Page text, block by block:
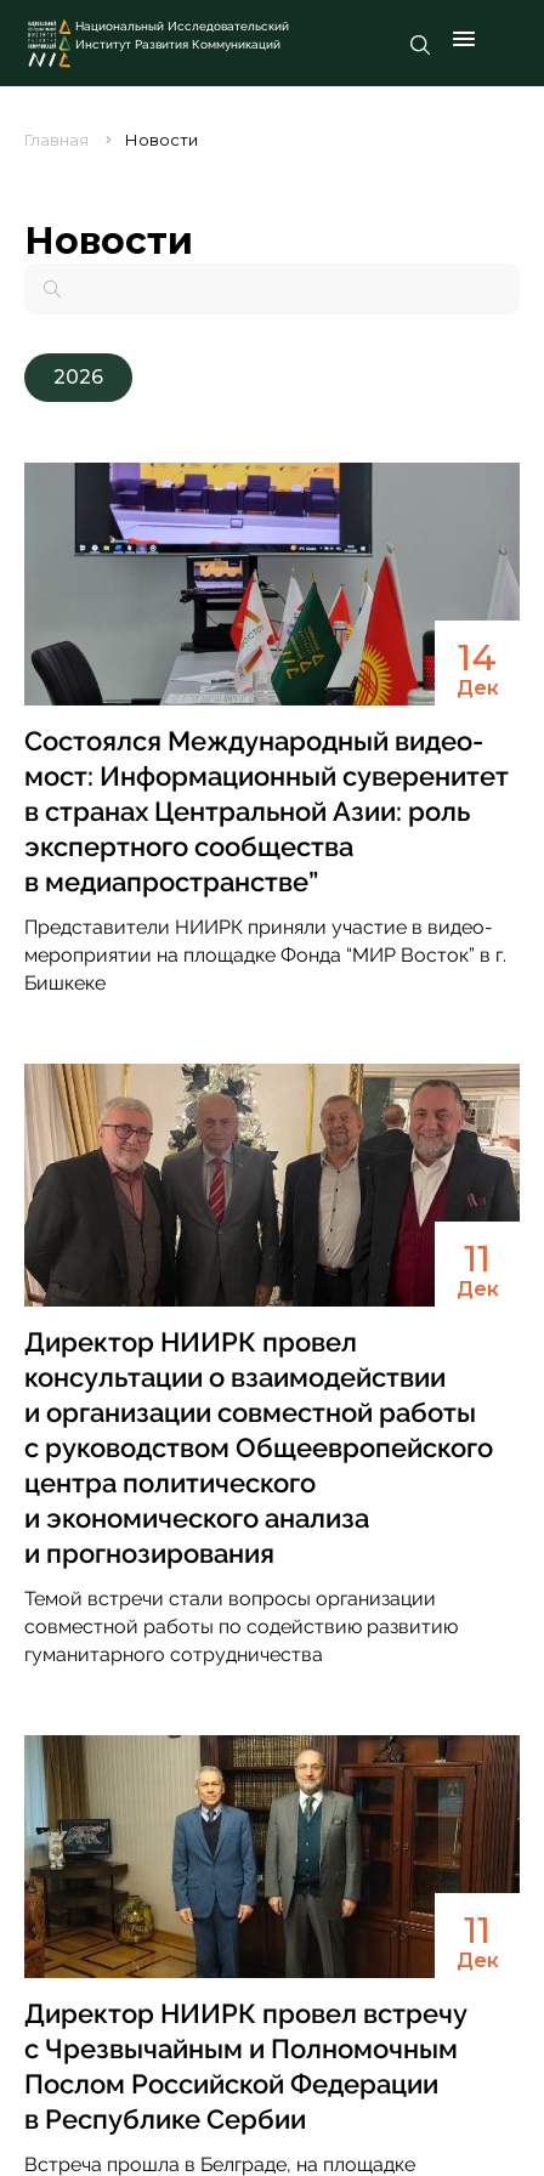
Национальный Исследовательский
Институт Развития Коммуникаций
Главная Новости
Новости
2026
14
Дек
Состоялся Международный видео-
мост: Информационный суверенитет
в странах Центральной Азии: роль
экспертного сообщества
в медиапространстве”
Представители НИИРК приняли участие в видео-
мероприятии на площадке Фонда “МИР Восток” в г.
Бишкеке
11
Дек
Директор НИИРК провел
консультации о взаимодействии
и организации совместной работы
с руководством Общеевропейского
центра политического
и экономического анализа
и прогнозирования
Темой встречи стали вопросы организации
совместной работы по содействию развитию
гуманитарного сотрудничества
11
Дек
Директор НИИРК провел встречу
с Чрезвычайным и Полномочным
Послом Российской Федерации
в Республике Сербии
Встреча прошла в Белграде, на площадке